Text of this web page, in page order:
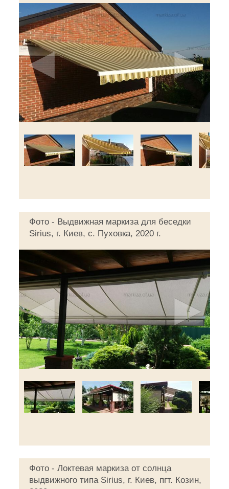
◄ ►
Фото - Выдвижная маркиза для беседки
Sirius, г. Киев, с. Пуховка, 2020 г.
◄ ►
Фото - Локтевая маркиза от солнца
выдвижного типа Sirius, г. Киев, пгт. Козин,